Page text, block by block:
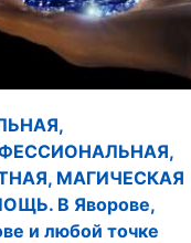
МАГИЧЕСКАЯ
В Яворове,
и любой точке